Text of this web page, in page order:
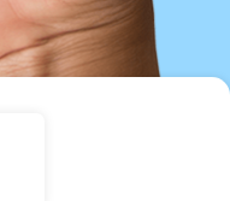
de
à
les